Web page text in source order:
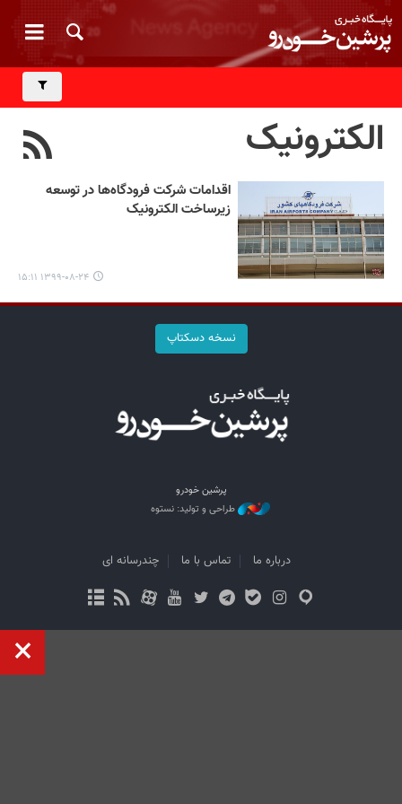
الکترونیک
اقدامات شرکت فرودگاه‌ها در توسعه
زیرساخت الکترونیک
۱۳۹۹-۰۸-۲۴ ۱۵:۱۱
نسخه دسکتاپ
پرشین خودرو
طراحی و تولید: نستوه
درباره ما تماس با ما چندرسانه ای